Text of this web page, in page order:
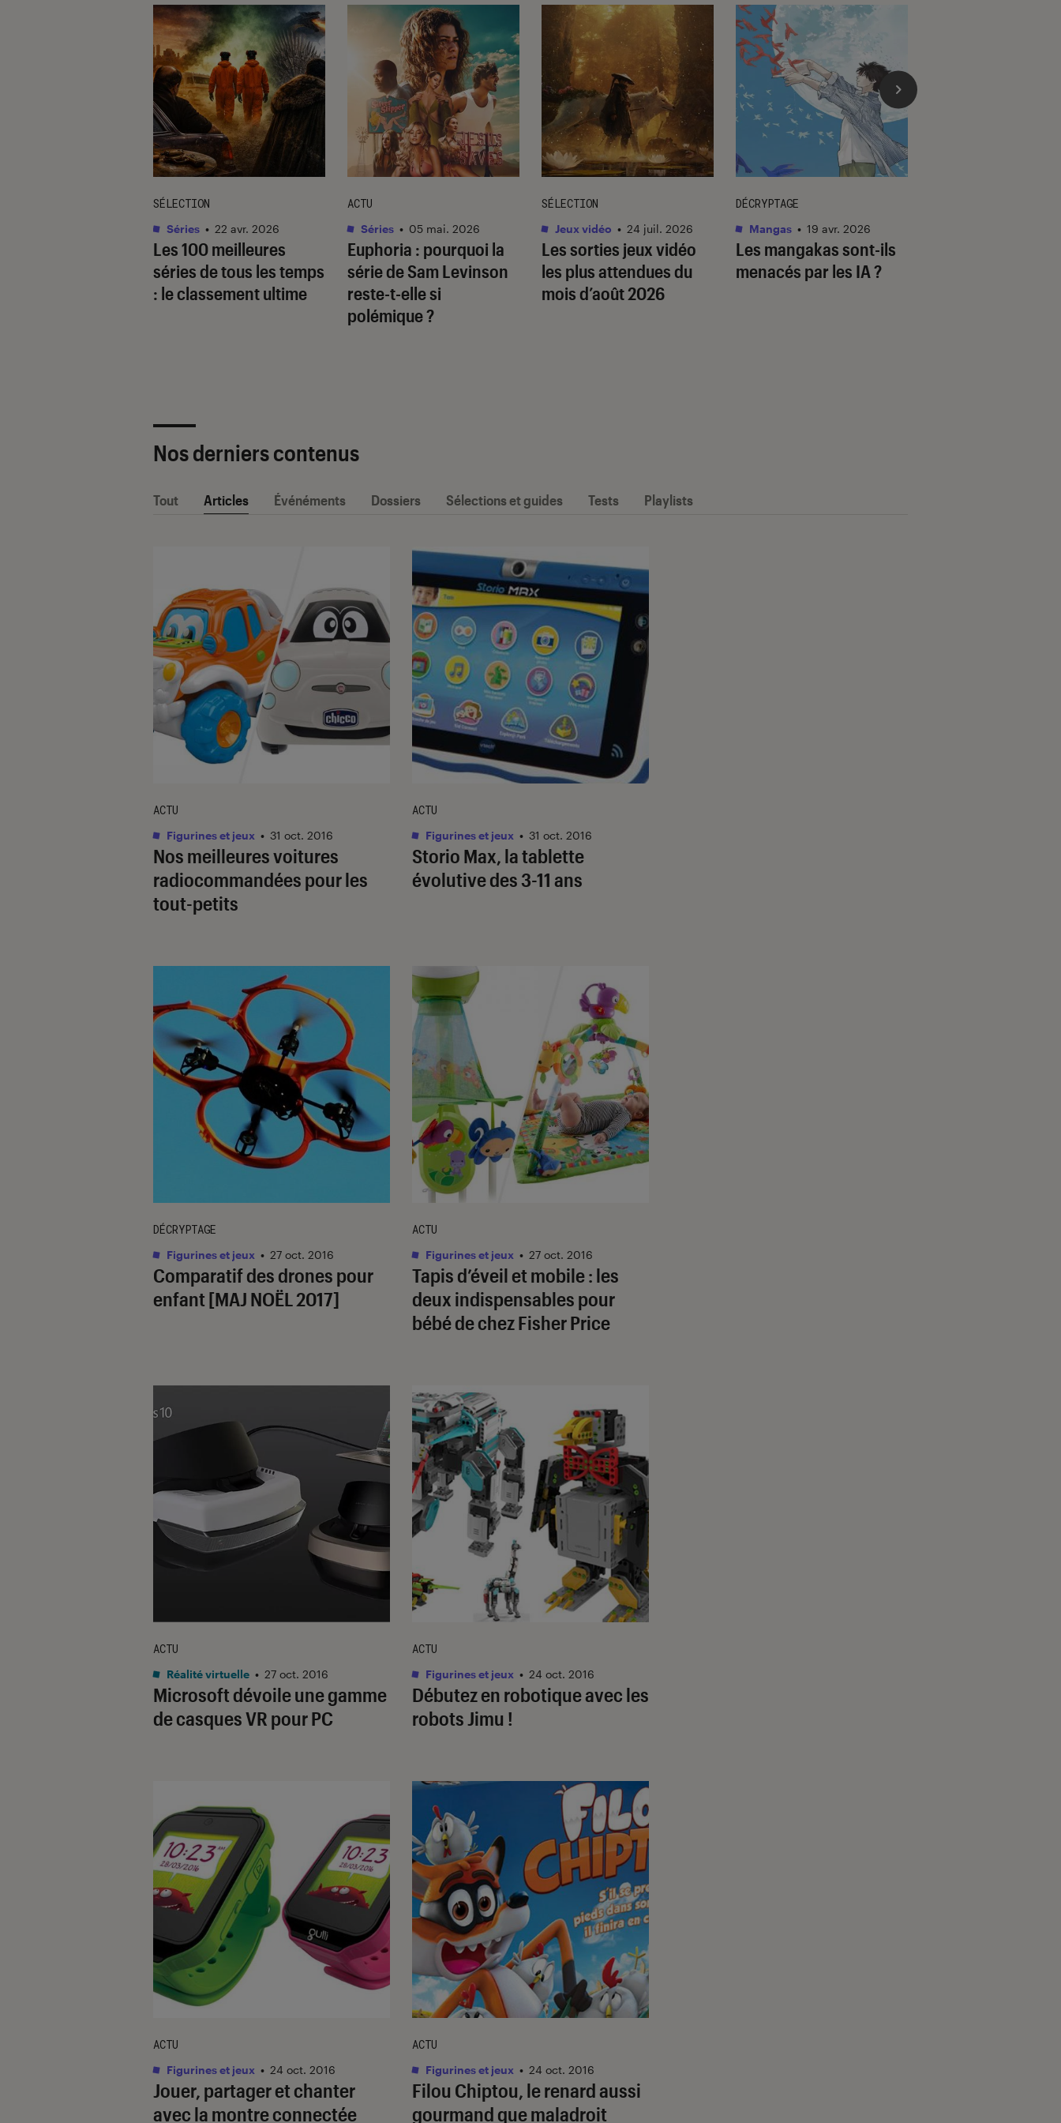
Les 100 meilleures
séries de tous les temps
: le classement ultime
SÉLECTION
Séries • 22 avr. 2026
Euphoria : pourquoi la
série de Sam Levinson
reste-t-elle si
polémique ?
ACTU
Séries • 05 mai. 2026
Les sorties jeux vidéo
les plus attendues du
mois d’août 2026
SÉLECTION
Jeux vidéo • 24 juil. 2026
Les mangakas sont-ils
menacés par les IA ?
DÉCRYPTAGE
Mangas • 19 avr. 2026
Nos derniers contenus
Tout Articles Événéments Dossiers Sélections et guides Tests Playlists
Nos meilleures voitures
radiocommandées pour les
tout-petits
ACTU
Figurines et jeux • 31 oct. 2016
Storio Max, la tablette
évolutive des 3-11 ans
ACTU
Figurines et jeux • 31 oct. 2016
Comparatif des drones pour
enfant [MAJ NOËL 2017]
DÉCRYPTAGE
Figurines et jeux • 27 oct. 2016
Tapis d’éveil et mobile : les
deux indispensables pour
bébé de chez Fisher Price
ACTU
Figurines et jeux • 27 oct. 2016
Microsoft dévoile une gamme
de casques VR pour PC
ACTU
Réalité virtuelle • 27 oct. 2016
Débutez en robotique avec les
robots Jimu !
ACTU
Figurines et jeux • 24 oct. 2016
Jouer, partager et chanter
avec la montre connectée
ACTU
Figurines et jeux • 24 oct. 2016
Filou Chiptou, le renard aussi
gourmand que maladroit
ACTU
Figurines et jeux • 24 oct. 2016